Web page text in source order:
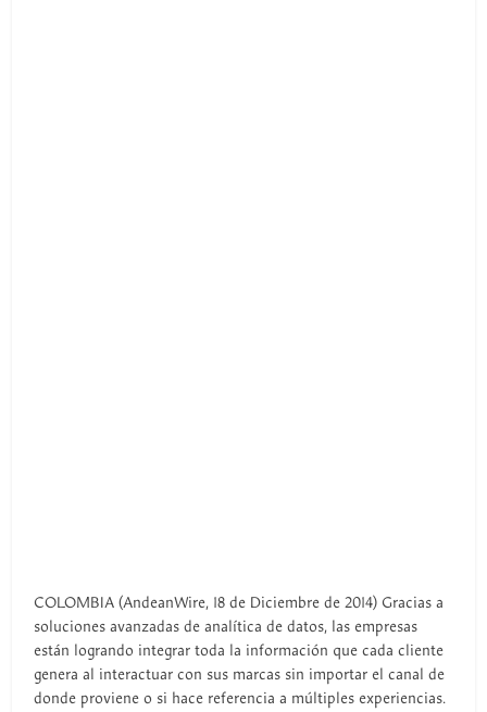
COLOMBIA (AndeanWire, 18 de Diciembre de 2014) Gracias a
soluciones avanzadas de analítica de datos, las empresas
están logrando integrar toda la información que cada cliente
genera al interactuar con sus marcas sin importar el canal de
donde proviene o si hace referencia a múltiples experiencias.